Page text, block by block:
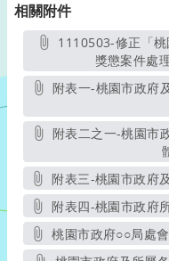
相關附件
獎懲案件處
附表三-桃園市政府
附表四-桃園市政府
桃園市政府○○局處